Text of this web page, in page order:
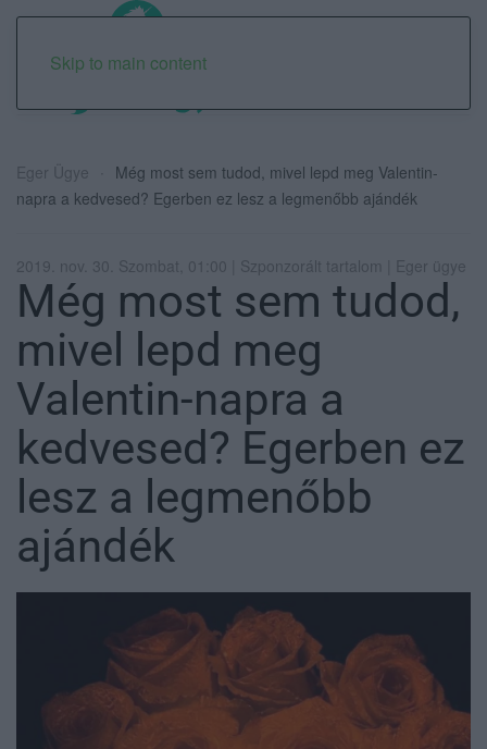
Skip to main content
Eger Ügye
Még most sem tudod, mivel lepd meg Valentin-
napra a kedvesed? Egerben ez lesz a legmenőbb ajándék
2019. nov. 30. Szombat, 01:00 | Szponzorált tartalom | Eger ügye
Még most sem tudod,
mivel lepd meg
Valentin-napra a
kedvesed? Egerben ez
lesz a legmenőbb
ajándék